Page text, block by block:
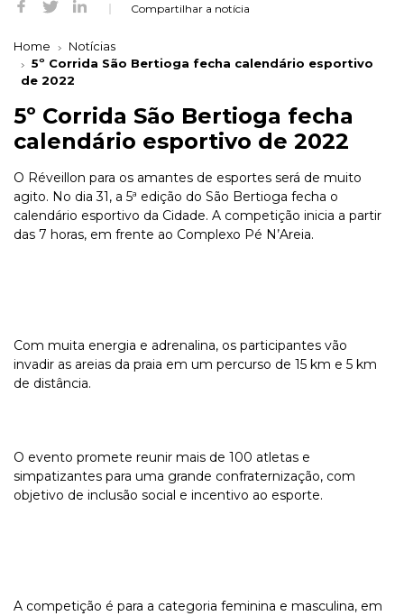
Compartilhar a notícia
Home
Notícias
5º Corrida São Bertioga fecha calendário esportivo
de 2022
5º Corrida São Bertioga fecha
calendário esportivo de 2022
O Réveillon para os amantes de esportes será de muito
agito. No dia 31, a 5ª edição do São Bertioga fecha o
calendário esportivo da Cidade. A competição inicia a partir
das 7 horas, em frente ao Complexo Pé N’Areia.
Com muita energia e adrenalina, os participantes vão
invadir as areias da praia em um percurso de 15 km e 5 km
de distância.
O evento promete reunir mais de 100 atletas e
simpatizantes para uma grande confraternização, com
objetivo de inclusão social e incentivo ao esporte.
A competição é para a categoria feminina e masculina, em